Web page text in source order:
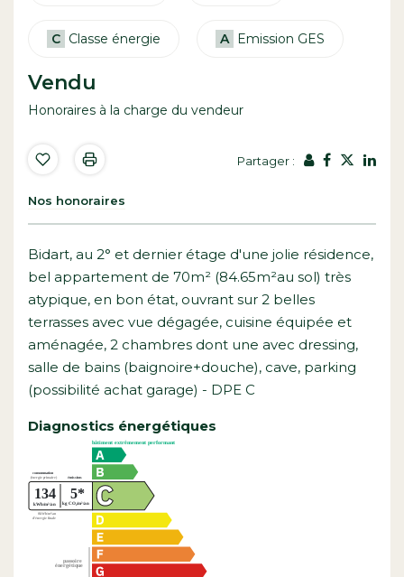
C Classe énergie A Emission GES
Vendu
Honoraires à la charge du vendeur
Partager :
Nos honoraires
Bidart, au 2° et dernier étage d'une jolie résidence,
bel appartement de 70m² (84.65m²au sol) très
atypique, en bon état, ouvrant sur 2 belles
terrasses avec vue dégagée, cuisine équipée et
aménagée, 2 chambres dont une avec dressing,
salle de bains (baignoire+douche), cave, parking
(possibilité achat garage) - DPE C
Diagnostics énergétiques